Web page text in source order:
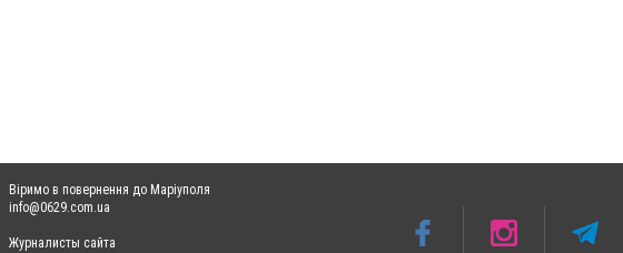
Віримо в повернення до Маріуполя
info@0629.com.ua
Журналисты сайта